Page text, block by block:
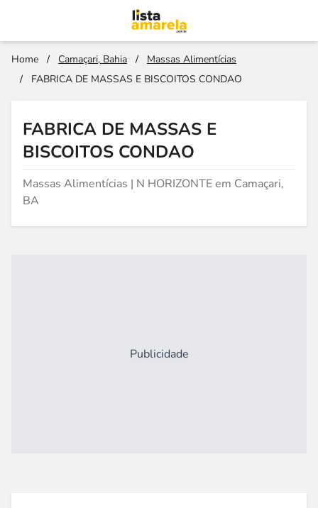
Home / Camaçari, Bahia /
Massas Alimentícias
/
FABRICA DE MASSAS E BISCOITOS CONDAO
FABRICA DE MASSAS E
BISCOITOS CONDAO
Massas Alimentícias | N HORIZONTE em Camaçari,
BA
Publicidade